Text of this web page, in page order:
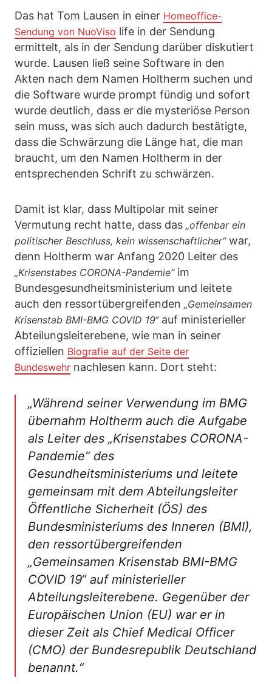
Das hat Tom Lausen in einer Homeoffice-
Sendung von NuoViso life in der Sendung
ermittelt, als in der Sendung darüber diskutiert
wurde. Lausen ließ seine Software in den
Akten nach dem Namen Holtherm suchen und
die Software wurde prompt fündig und sofort
wurde deutlich, dass er die mysteriöse Person
sein muss, was sich auch dadurch bestätigte,
dass die Schwärzung die Länge hat, die man
braucht, um den Namen Holtherm in der
entsprechenden Schrift zu schwärzen.
Damit ist klar, dass Multipolar mit seiner
Vermutung recht hatte, dass das „offenbar ein
politischer Beschluss, kein wissenschaftlicher“war,
denn Holtherm war Anfang 2020 Leiter des
„Krisenstabes CORONA-Pandemie“im
Bundesgesundheitsministerium und leitete
auch den ressortübergreifenden „Gemeinsamen
Krisenstab BMI-BMG COVID 19“auf ministerieller
Abteilungsleiterebene, wie man in seiner
offiziellen Biografie auf der Seite der
Bundeswehr nachlesen kann. Dort steht:
„Während seiner Verwendung im BMG
übernahm Holtherm auch die Aufgabe
als Leiter des „Krisenstabes CORONA-
Pandemie“ des
Gesundheitsministeriums und leitete
gemeinsam mit dem Abteilungsleiter
Öffentliche Sicherheit (ÖS) des
Bundesministeriums des Inneren (BMI),
den ressortübergreifenden
„Gemeinsamen Krisenstab BMI-BMG
COVID 19“ auf ministerieller
Abteilungsleiterebene. Gegenüber der
Europäischen Union (EU) war er in
dieser Zeit als Chief Medical Officer
(CMO) der Bundesrepublik Deutschland
benannt.“